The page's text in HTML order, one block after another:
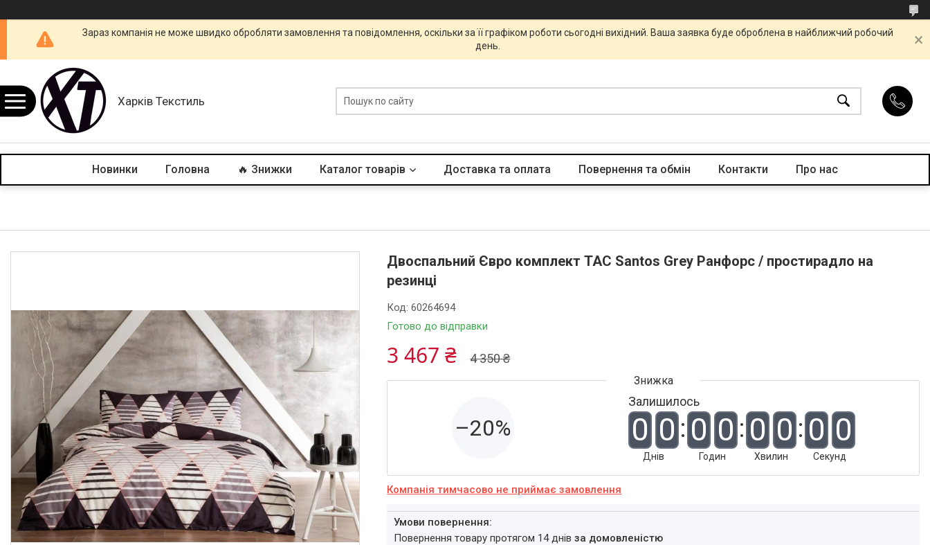
Зараз компанія не може швидко обробляти замовлення та повідомлення, оскільки за її графіком роботи сьогодні вихідний. Ваша заявка буде оброблена в найближчий робочий
день.
Харків Текстиль
Новинки Головна 🔥 Знижки Каталог товарів Доставка та оплата Повернення та обмін Контакти Про нас
Двоспальний Євро комплект TAC Santos Grey Ранфорс / простирадло на
резинці
Готово до відправки
Код:60264694
4 350 ₴
3 467 ₴
–20%
Залишилось
0 0
Днів
0 0
Годин
0 0
Хвилин
0 0
Секунд
Компанія тимчасово не приймає замовлення
повернення товару протягом 14 днівза домовленістю